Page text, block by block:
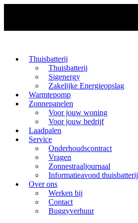
Thuisbatterij
Thuisbatterij
Sigenergy
Zakelijke Energieopslag
Warmtepomp
Zonnepanelen
Voor jouw woning
Voor jouw bedrijf
Laadpalen
Service
Onderhoudscontract
Vragen
Zonnestraaljournaal
Informatieavond thuisbatterij
Over ons
Werken bij
Contact
Buggyverhuur